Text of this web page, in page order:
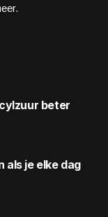
beter
als je elke dag